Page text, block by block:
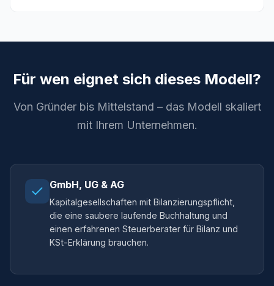
Für wen eignet sich dieses Modell?
Von Gründer bis Mittelstand – das Modell skaliert
mit Ihrem Unternehmen.
GmbH, UG & AG
Kapitalgesellschaften mit Bilanzierungspflicht,
die eine saubere laufende Buchhaltung und
einen erfahrenen Steuerberater für Bilanz und
KSt-Erklärung brauchen.